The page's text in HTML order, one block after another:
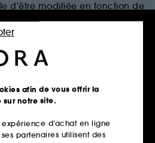
d'être modifiée en fonction de
afin de vous offrir la
notre site.
d’achat en ligne
ses partenaires utilisent des